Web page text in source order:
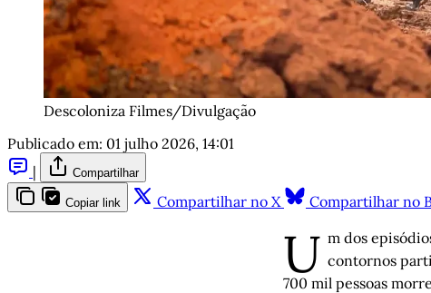
Descoloniza Filmes/Divulgação
Publicado em: 01 julho 2026, 14:01
|
Compartilhar
Copiar link Compartilhar no X Compartilhar no
U m dos
contornos
700 mil pessoas